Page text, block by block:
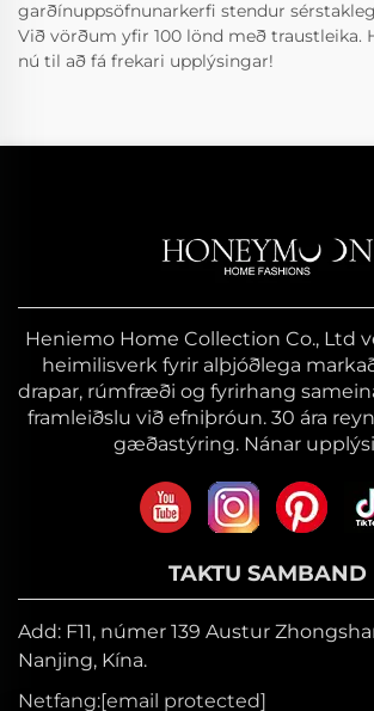
garðínuppsöfnunarkerfi stendur
Við vörðum yfir 100 lönd með traustleika.
nú til að fá frekari upplýsingar!
Heniemo Home Collection Co., Ltd
heimilisverk fyrir alþjóðlega
drapar, rúmfræði og fyrirhang
framleiðslu við efniþróun. 30 ára
gæðastýring. Nánar
TAKTU SAMBAND
Add: F11, númer 139 Austur
Nanjing, Kína.
Netfang:[email protected]